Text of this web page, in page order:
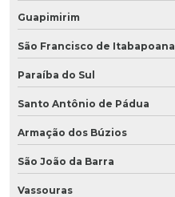
Guapimirim
São Francisco de Itabapoana
Paraíba do Sul
Santo Antônio de Pádua
Armação dos Búzios
São João da Barra
Vassouras